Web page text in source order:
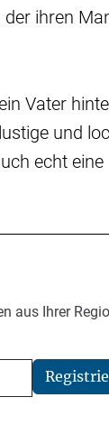
ihren
Vater
und
echt eine
aus Ihrer